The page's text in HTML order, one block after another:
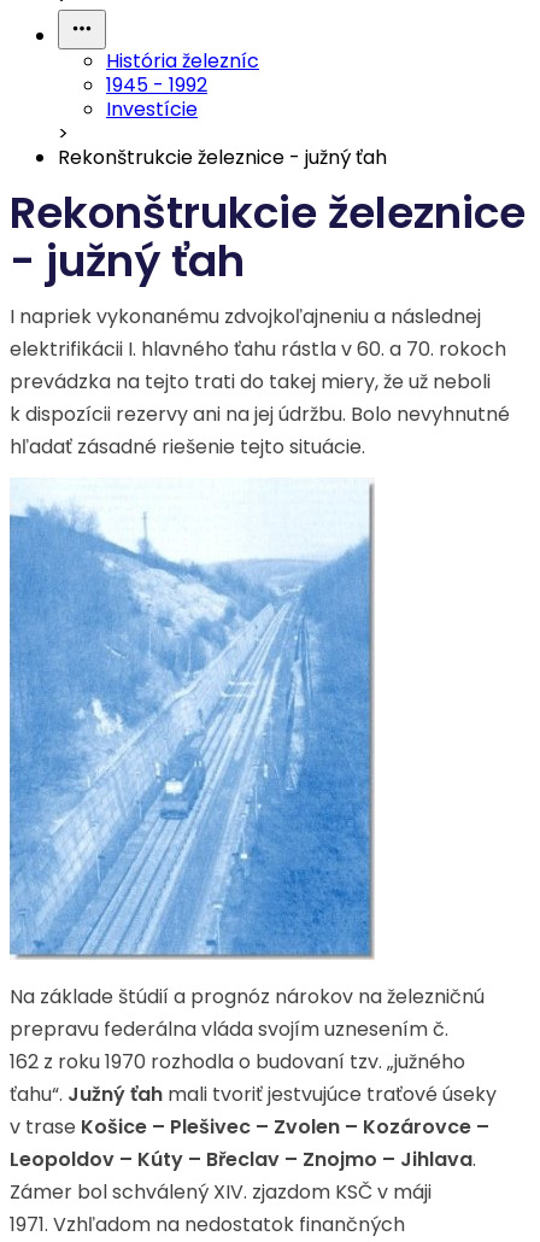
História železníc
1945 - 1992
Investície
>
Rekonštrukcie železnice - južný ťah
Rekonštrukcie železnice
- južný ťah
I napriek vykonanému zdvojkoľajneniu a následnej
elektrifikácii I. hlavného ťahu rástla v 60. a 70. rokoch
prevádzka na tejto trati do takej miery, že už neboli
k dispozícii rezervy ani na jej údržbu. Bolo nevyhnutné
hľadať zásadné riešenie tejto situácie.
Na základe štúdií a prognóz nárokov na železničnú
prepravu federálna vláda svojím uznesením č.
162 z roku 1970 rozhodla o budovaní tzv. „južného
ťahu“. Južný ťah mali tvoriť jestvujúce traťové úseky
v trase Košice – Plešivec – Zvolen – Kozárovce –
Leopoldov – Kúty – Břeclav – Znojmo – Jihlava.
Zámer bol schválený XIV. zjazdom KSČ v máji
1971. Vzhľadom na nedostatok finančných